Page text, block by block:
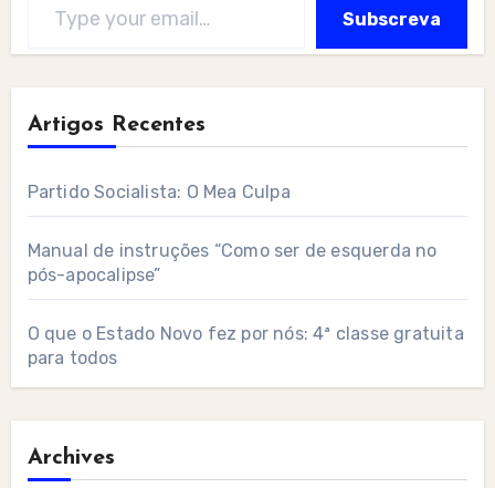
Subscreva
Artigos Recentes
Partido Socialista: O Mea Culpa
Manual de instruções “Como ser de esquerda no
pós-apocalipse”
O que o Estado Novo fez por nós: 4ª classe gratuita
para todos
Archives